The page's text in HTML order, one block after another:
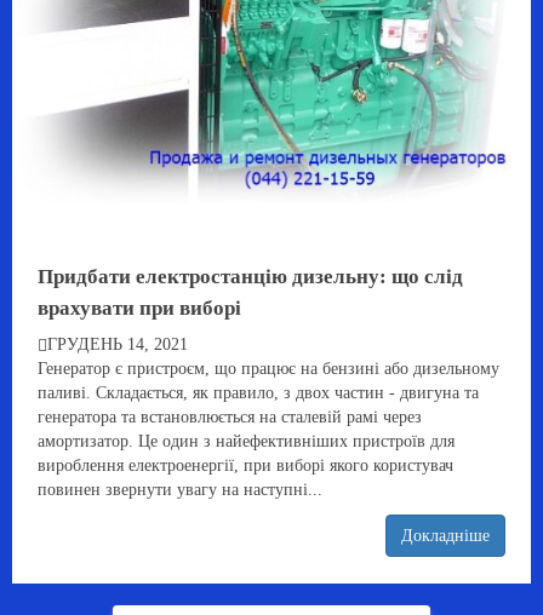
Придбати електростанцію дизельну: що слід
врахувати при виборі
ГРУДЕНЬ 14, 2021
Генератор є пристроєм, що працює на бензині або дизельному
паливі. Складається, як правило, з двох частин - двигуна та
генератора та встановлюється на сталевій рамі через
амортизатор. Це один з найефективніших пристроїв для
вироблення електроенергії, при виборі якого користувач
повинен звернути увагу на наступні...
Докладніше